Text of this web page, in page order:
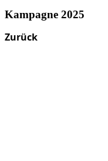
Kampagne 2025
Zurück